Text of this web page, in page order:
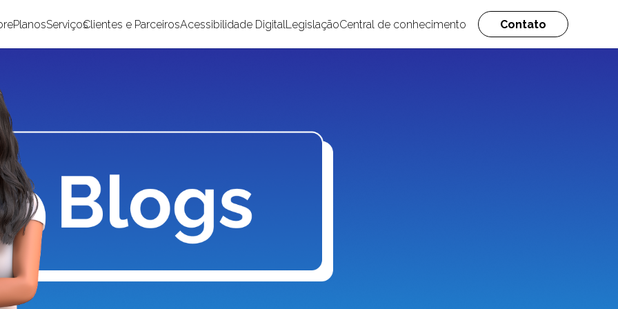
PlanosServiçosClientes e ParceirosAcessibilidade DigitalLegislaçãoCentral de conhecimento Contato